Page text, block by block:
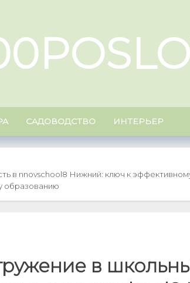
САДОВОДСТВО ИНТЕРЬЕР
в nnovschool8 Нижний: ключ к
образованию
в